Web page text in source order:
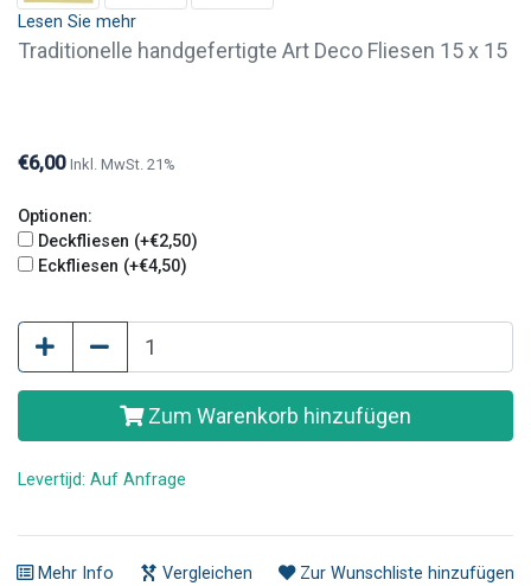
Lesen Sie mehr
Traditionelle handgefertigte Art Deco Fliesen 15 x 15
€6,00 Inkl. MwSt. 21%
Optionen:
Deckfliesen (+€2,50)
Eckfliesen (+€4,50)
Zum Warenkorb hinzufügen
Levertijd: Auf Anfrage
Mehr Info Vergleichen Zur Wunschliste hinzufügen